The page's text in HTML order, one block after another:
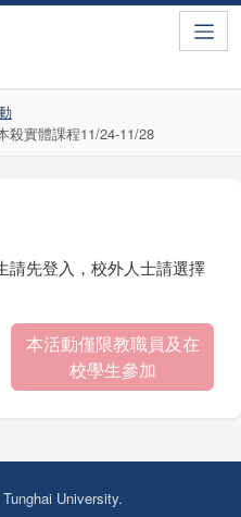
殺實體課程11/24-11/28
請先登入，校外人士請選擇
本活動僅限教職員及在
校學生參加
University.